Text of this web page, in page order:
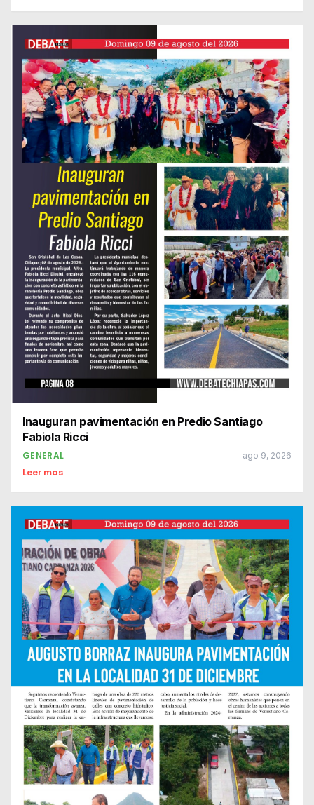
Inauguran pavimentación en Predio Santiago
Fabiola Ricci
GENERAL ago 9, 2026
Leer mas